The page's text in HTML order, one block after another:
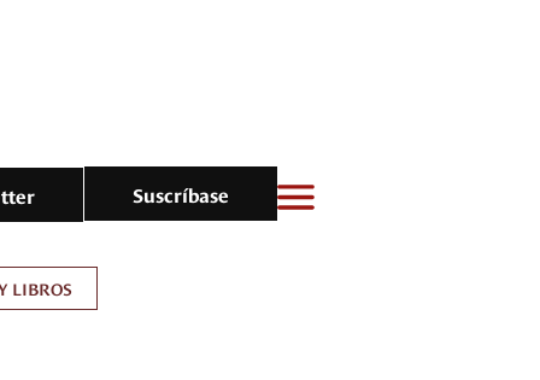
Suscríbase
LIBROS